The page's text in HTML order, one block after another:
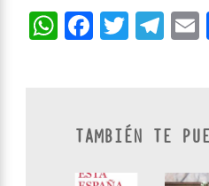
WhatsApp
TAMBIÉN TE